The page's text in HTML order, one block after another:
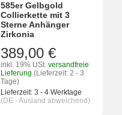
585er Gelbgold
Collierkette mit 3
Sterne Anhänger
Zirkonia
389,00 €
inkl. 19% USt. versandfreie
Lieferung (Lieferzeit: 2 - 3
Tage)
Lieferzeit: 3 - 4 Werktage
(DE - Ausland abweichend)